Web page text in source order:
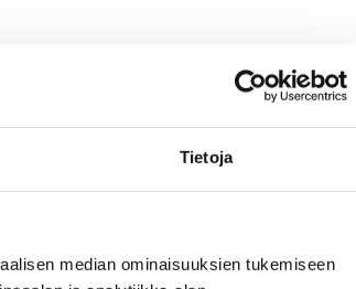
Tietoja
median ominaisuuksien tukemiseen